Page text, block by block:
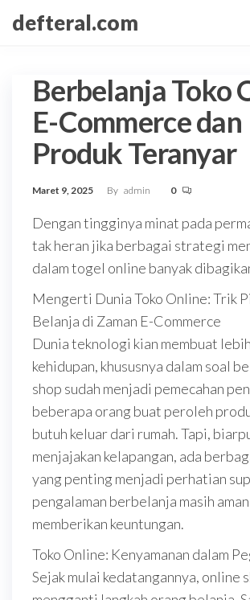
Skip
content
defteral.com
Berbelanja Toko
E-Commerce dan
Produk Teranyar
Maret 9, 2025 By admin 0
Dengan tingginya minat pada
tak heran jika berbagai strategi
dalam togel online banyak
Mengerti Dunia Toko Online: Trik
Belanja di Zaman E-Commerce
Dunia teknologi kian membuat
kehidupan, khususnya dalam soal
shop sudah menjadi pemecahan
beberapa orang buat peroleh
butuh keluar dari rumah. Tapi,
menjajakan kelapangan, ada
yang penting menjadi perhatian
pengalaman berbelanja masih
memberikan keuntungan.
Toko Online: Kenyamanan dalam
Sejak mulai kedatangannya, online